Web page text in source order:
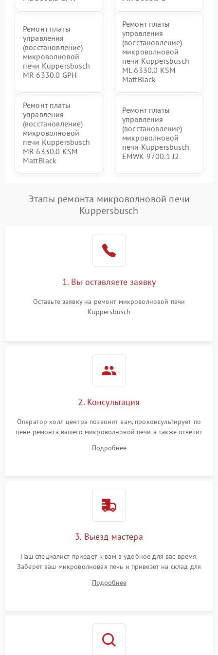
Ремонт платы
управления
(восстановление)
микроволновой
печи Kuppersbusch
MR 6330.0 GPH
Ремонт платы
управления
(восстановление)
микроволновой
печи Kuppersbusch
ML 6330.0 KSM
MattBlack
Ремонт платы
управления
(восстановление)
микроволновой
печи Kuppersbusch
MR 6330.0 KSM
MattBlack
Ремонт платы
управления
(восстановление)
микроволновой
печи Kuppersbusch
EMWK 9700.1 J2
Этапы ремонта микроволновой печи
Kuppersbusch
1. Вы оставляете заявку
Оставьте заявку на ремонт микроволновой печи
Kuppersbusch
2. Консультация
Оператор колл центра позвонит вам, проконсультирует по
цене ремонта вашего микроволновой печи а также ответит
Подробнее
3. Выезд мастера
Наш специалист приедет к вам в удобное для вас время.
Заберет ваш микроволновая печь и привезет на склад для
Подробнее